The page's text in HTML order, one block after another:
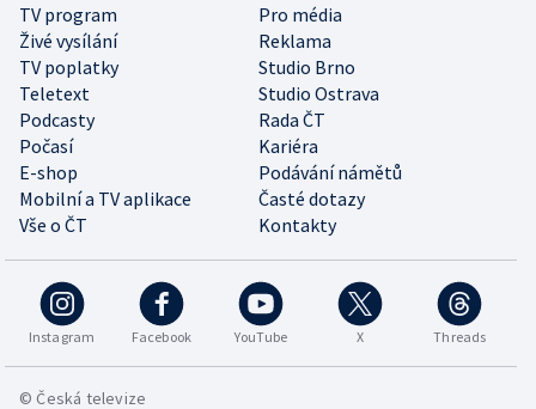
TV program
Pro média
Živé vysílání
Reklama
TV poplatky
Studio Brno
Teletext
Studio Ostrava
Podcasty
Rada ČT
Počasí
Kariéra
E-shop
Podávání námětů
Mobilní a TV aplikace
Časté dotazy
Vše o ČT
Kontakty
Instagram Facebook YouTube X Threads
© Česká televize